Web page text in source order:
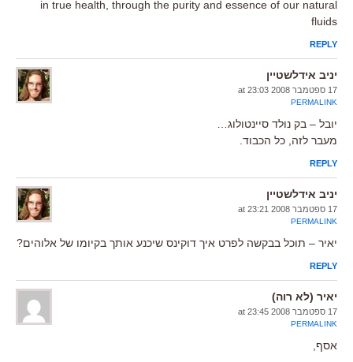
in true health, through the purity and essence of our natural
fluids
REPLY
יניב אידלשטיין
17 ספטמבר 2008 at 23:03
PERMALINK
יובל – בק נולד סיינטולוג…
מעבר לזה, כל הכבוד.
REPLY
יניב אידלשטיין
17 ספטמבר 2008 at 23:21
PERMALINK
יאיר – תוכל בבקשה לפרט איך דוקינס שיכנע אותך בקיומו של אלוהים?
REPLY
יאיר (לא רוה)
17 ספטמבר 2008 at 23:45
PERMALINK
אסף,